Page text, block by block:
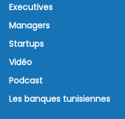
Executives
Managers
Startups
Vidéo
Podcast
Les banques tunisiennes